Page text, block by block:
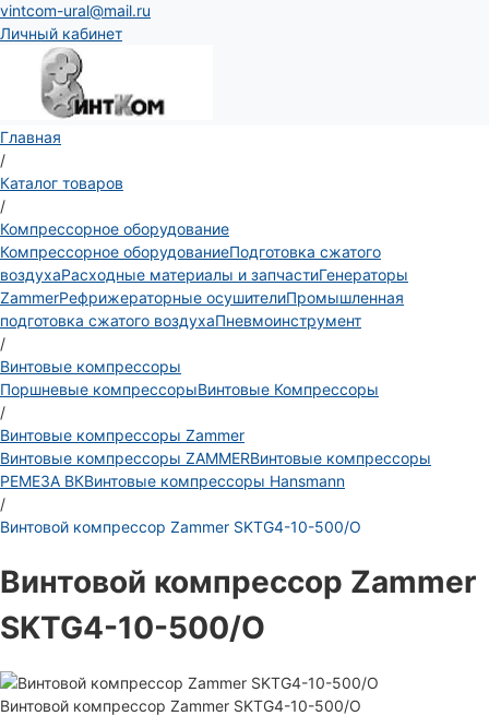
vintcom-ural@mail.ru
Личный кабинет
Главная
/
Каталог товаров
/
Компрессорное оборудование
Компрессорное оборудованиеПодготовка сжатого
воздухаРасходные материалы и запчастиГенераторы
ZammerРефрижераторные осушителиПромышленная
подготовка сжатого воздухаПневмоинструмент
/
Винтовые компрессоры
Поршневые компрессорыВинтовые Компрессоры
/
Винтовые компрессоры Zammer
Винтовые компрессоры ZAMMERВинтовые компрессоры
РЕМЕЗА ВКВинтовые компрессоры Hansmann
/
Винтовой компрессор Zammer SKTG4-10-500/O
Винтовой компрессор Zammer
SKTG4-10-500/O
Винтовой компрессор Zammer SKTG4-10-500/O